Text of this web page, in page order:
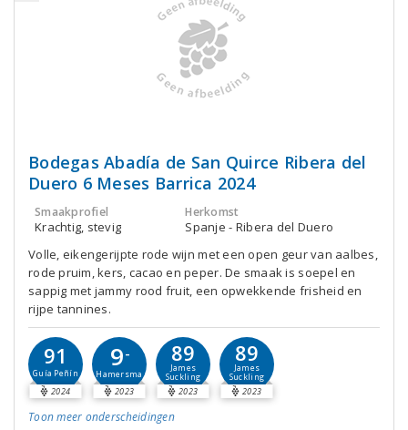
Bodegas Abadía de San Quirce Ribera del
Duero 6 Meses Barrica 2024
Smaakprofiel
Krachtig, stevig
Herkomst
Spanje - Ribera del Duero
Volle, eikengerijpte rode wijn met een open geur van aalbes,
rode pruim, kers, cacao en peper. De smaak is soepel en
sappig met jammy rood fruit, een opwekkende frisheid en
rijpe tannines.
91
Guía Peñín
2024
9-
Hamersma
2023
89
James
Suckling
2023
89
James
Suckling
2023
Toon meer onderscheidingen